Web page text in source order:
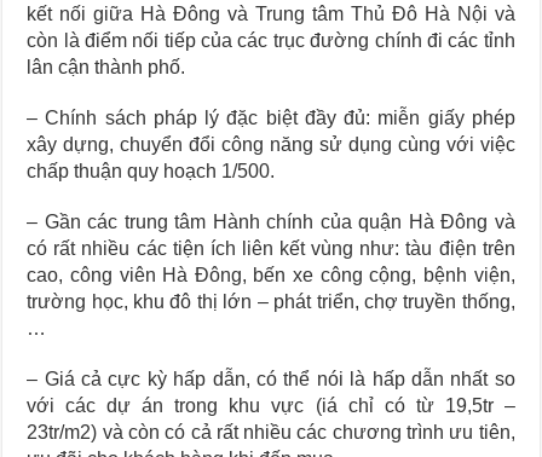
kết nối giữa Hà Đông và Trung tâm Thủ Đô Hà Nội và
còn là điểm nối tiếp của các trục đường chính đi các tỉnh
lân cận thành phố.
– Chính sách pháp lý đặc biệt đầy đủ: miễn giấy phép
xây dựng, chuyển đổi công năng sử dụng cùng với việc
chấp thuận quy hoạch 1/500.
– Gần các trung tâm Hành chính của quận Hà Đông và
có rất nhiều các tiện ích liên kết vùng như: tàu điện trên
cao, công viên Hà Đông, bến xe công cộng, bệnh viện,
trường học, khu đô thị lớn – phát triển, chợ truyền thống,
…
– Giá cả cực kỳ hấp dẫn, có thể nói là hấp dẫn nhất so
với các dự án trong khu vực (iá chỉ có từ 19,5tr –
23tr/m2) và còn có cả rất nhiều các chương trình ưu tiên,